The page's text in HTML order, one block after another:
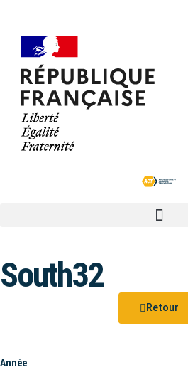
South32
Retour
Année